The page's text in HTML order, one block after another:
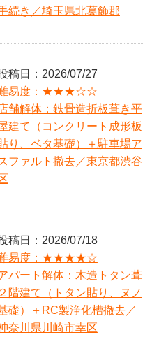
続き／埼玉県北葛飾郡
稿日：2026/07/27
易度：★★★☆☆
舗解体：鉄骨造折板葺き平
建て（コンクリート成形板
り、ベタ基礎）＋駐車場ア
ファルト撤去／東京都渋谷
稿日：2026/07/18
易度：★★★★☆
パート解体：木造トタン葺
２階建て（トタン貼り、ヌノ
礎）＋RC製浄化槽撤去／
奈川県川崎市幸区